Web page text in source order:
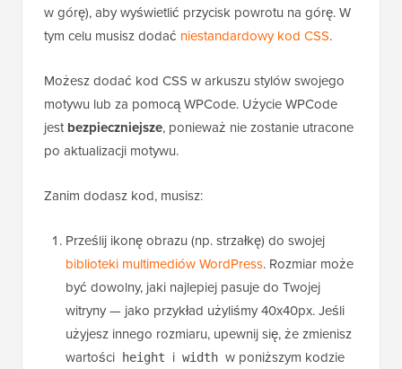
w górę), aby wyświetlić przycisk powrotu na górę. W
tym celu musisz dodać niestandardowy kod CSS.
Możesz dodać kod CSS w arkuszu stylów swojego
motywu lub za pomocą WPCode. Użycie WPCode
jestbezpieczniejsze, ponieważ nie zostanie utracone
po aktualizacji motywu.
Zanim dodasz kod, musisz:
Prześlij ikonę obrazu (np. strzałkę) do swojej
biblioteki multimediów WordPress. Rozmiar może
być dowolny, jaki najlepiej pasuje do Twojej
witryny — jako przykład użyliśmy 40x40px. Jeśli
użyjesz innego rozmiaru, upewnij się, że zmienisz
wartości
height i width w poniższym kodzie